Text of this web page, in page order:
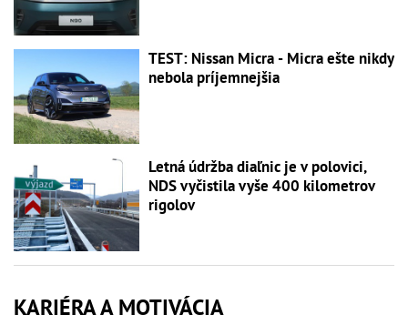
TEST: Nissan Micra - Micra ešte nikdy
nebola príjemnejšia
Letná údržba diaľnic je v polovici,
NDS vyčistila vyše 400 kilometrov
rigolov
KARIÉRA A MOTIVÁCIA